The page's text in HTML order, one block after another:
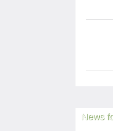
News